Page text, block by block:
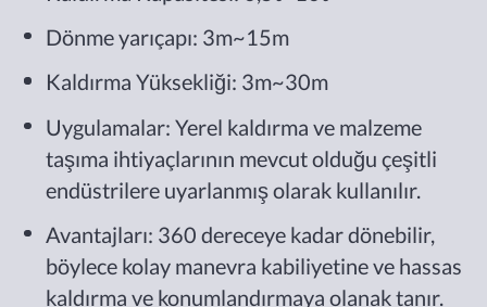
Dönme yarıçapı: 3m~15m
Kaldırma Yüksekliği: 3m~30m
Uygulamalar: Yerel kaldırma ve malzeme
taşıma ihtiyaçlarının mevcut olduğu çeşitli
endüstrilere uyarlanmış olarak kullanılır.
Avantajları: 360 dereceye kadar dönebilir,
böylece kolay manevra kabiliyetine ve hassas
kaldırma ve konumlandırmaya olanak tanır.